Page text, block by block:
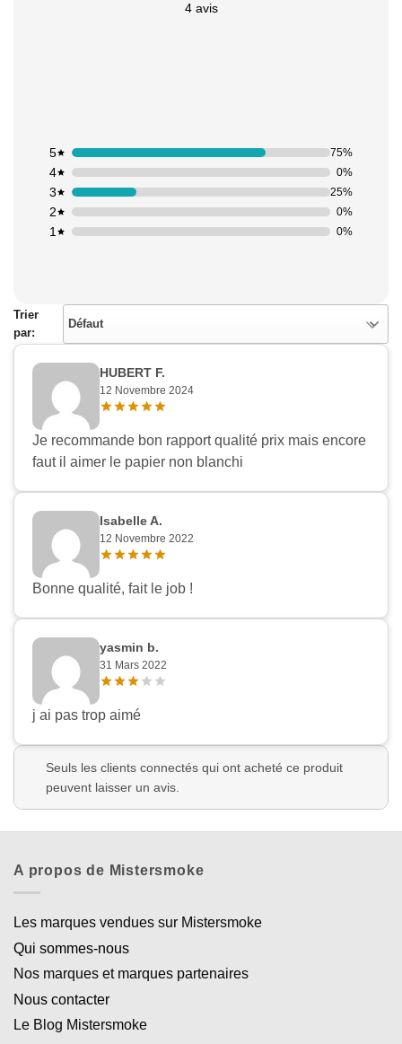
4 avis
1 0%
2 0%
3 25%
4 0%
5 75%
Trier
par:
Défaut
HUBERT F.
12 Novembre 2024
Je recommande bon rapport qualité prix mais encore
faut il aimer le papier non blanchi
Isabelle A.
12 Novembre 2022
Bonne qualité, fait le job !
yasmin b.
31 Mars 2022
j ai pas trop aimé
Seuls les clients connectés qui ont acheté ce produit
peuvent laisser un avis.
A propos de Mistersmoke
Les marques vendues sur Mistersmoke
Qui sommes-nous
Nos marques et marques partenaires
Nous contacter
Le Blog Mistersmoke